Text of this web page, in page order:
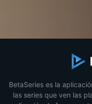
BetaSeries es la
las series que ven las